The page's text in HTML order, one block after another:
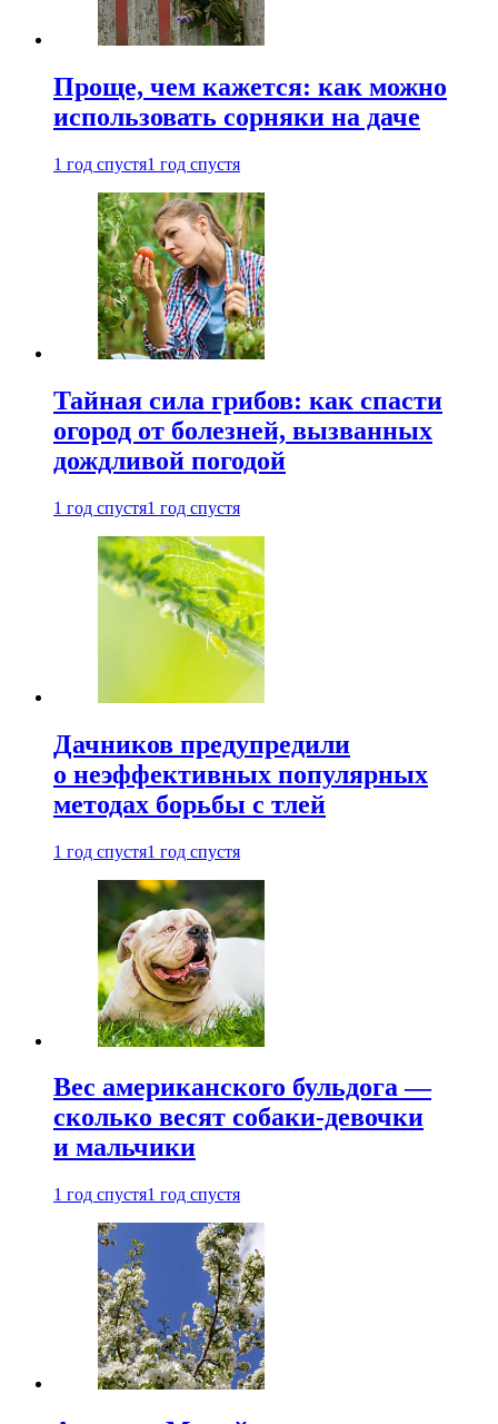
Проще, чем кажется: как можно
использовать сорняки на даче
1 год спустя1 год спустя
Тайная сила грибов: как спасти
огород от болезней, вызванных
дождливой погодой
1 год спустя1 год спустя
Дачников предупредили
о неэффективных популярных
методах борьбы с тлей
1 год спустя1 год спустя
Вес американского бульдога —
сколько весят собаки-девочки
и мальчики
1 год спустя1 год спустя